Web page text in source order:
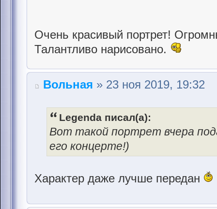
Очень красивый портрет!
Талантливо нарисовано.
Вольная » 23 ноя 2019, 19:32
Legenda писал(а):
Вот такой портрет вчера
его концерте!)
Характер даже лучше передан